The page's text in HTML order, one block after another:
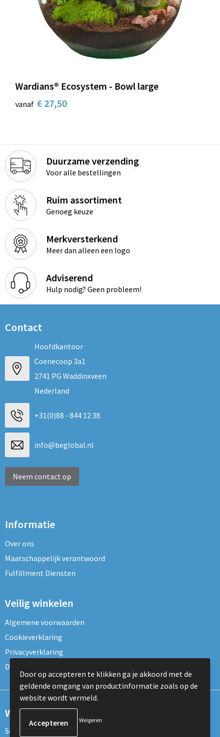
Wardians® Ecosystem - Bowl large
vanaf € 27,50
Duurzame verzending
Voor alle bestellingen
Ruim assortiment
Genoeg keuze
Merkversterkend
Meer dan alleen een logo
Adviserend
Hulp nodig? Geen probleem!
Contact
Hoofdkantoor
Coenecoop 3a1
2741 PG Waddinxveen
Nederland
+31(0)88 - 844 12 38
info@beglobal.nl
Neem contact op
Informatie
Over ons
Maatschappelijk verantwoord
Fulfillment Diensten
Veilig winkelen
Algemene voorwaarden
Cookieverklaring
Privacyverklaring
Disclaimer
Wil je onze nieuwsbrief ontvangen?
Schrijf je dan nu in voor de nieuwsbrief!
Door op accepteren te klikken ga je akkoord met de
geldende omgang van productinformatie zoals op de
website wordt vermeld.
Weigeren